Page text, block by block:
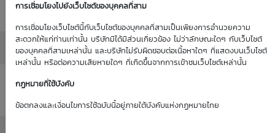
การเชื่อมโยงไปยังเว็บไซต์ของบุคคลที่สาม
การเชื่อมโยงเว็บไซต์นี้กับเว็บไซต์ของบุคคลที่สามเป็นเพียงการอำนวยความ
สะดวกให้แก่ท่านเท่านั้น บริษัทมิได้มีส่วนเกี่ยวข้อง ไม่ว่าลักษณะใดๆ กับเว็บไซต์
ของบุคคลที่สามเหล่านั้น และบริษัทไม่รับผิดชอบต่อเนื้อหาใดๆ ที่แสดงบนเว็บไซต์
เหล่านั้น หรือต่อความเสียหายใดๆ ที่เกิดขึ้นจากการเข้าชมเว็บไซต์เหล่านั้น
กฏหมายที่ใช้บังคับ
ข้อตกลงและเงื่อนไขการใช้ฉบับนี้อยู่ภายใต้บังคับแห่งกฏหมายไทย
Delta
: 0.00%
All in Premium
: 0.00%
Intrinsic Value
(THB)